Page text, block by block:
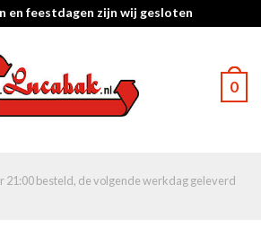
en feestdagen zijn wij gesloten
0
21:00 besteld, de volgende werkdag geleverd